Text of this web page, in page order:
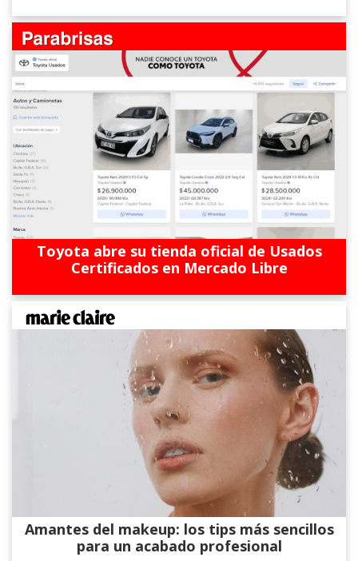
Toyota abre su tienda oficial de Usados
Certificados en Mercado Libre
Amantes del makeup: los tips más sencillos
para un acabado profesional